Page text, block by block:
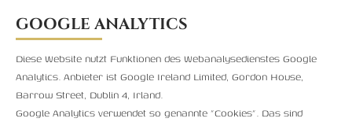
GOOGLE ANALYTICS
Diese Website nutzt Funktionen des Webanalysedienstes Google
Analytics. Anbieter ist Google Ireland Limited, Gordon House,
Barrow Street, Dublin 4, Irland.
Google Analytics verwendet so genannte "Cookies". Das sind